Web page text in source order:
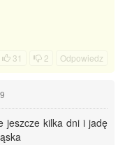
31 2 Odpowiedz
jeszcze kilka dni i jadę